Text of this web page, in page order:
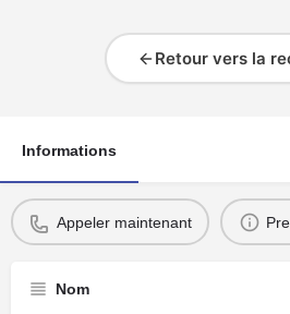
Retour vers la
Informations
Appeler maintenant
Nom